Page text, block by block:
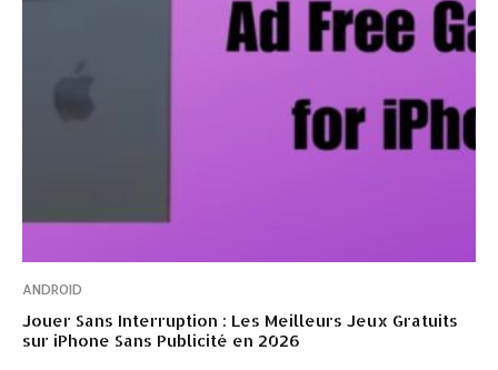
ANDROID
Jouer Sans Interruption : Les Meilleurs Jeux Gratuits
sur iPhone Sans Publicité en 2026